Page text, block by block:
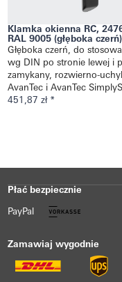
Klamka okienna RC,
RAL 9005 (głęboka czerń)
Głęboka czerń, do
wg DIN po stronie lewej i
zamykany, rozwierno-
AvanTec i AvanTec
451,87 zł *
Płać bezpiecznie
PayPal
Zamawiaj wygodnie